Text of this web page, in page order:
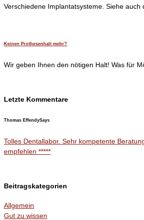
Verschiedene Implantatsysteme. Siehe auch
Keinen Prothesenhalt mehr?
Wir geben Ihnen den nötigen Halt! Was für
Letzte Kommentare
Thomas EffendySays
Tolles Dentallabor. Sehr kompetente
empfehlen *****
Beitragskategorien
Allgemein
Gut zu wissen